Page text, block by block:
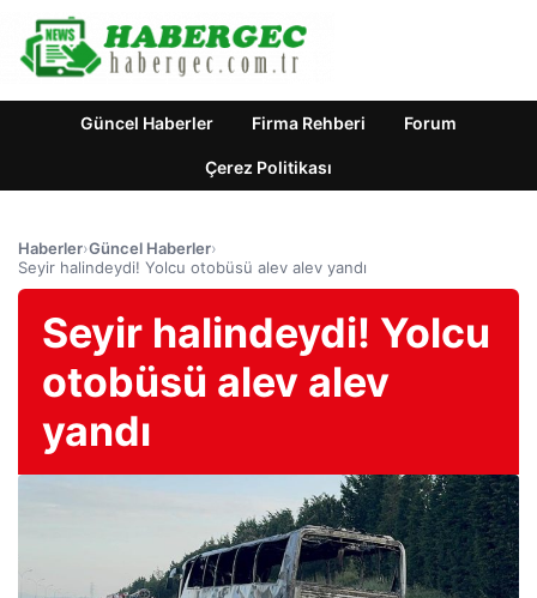
Güncel Haberler Firma Rehberi Forum
Çerez Politikası
Haberler›Güncel Haberler›
Seyir halindeydi! Yolcu otobüsü alev alev yandı
Seyir halindeydi! Yolcu
otobüsü alev alev
yandı